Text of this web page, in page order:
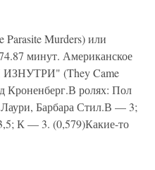
Murders) или
минут. Американское
(They Came
Кроненберг.В ролях: Пол
Барбара Стил.В — 3;
К — 3. (0,579)Какие-то